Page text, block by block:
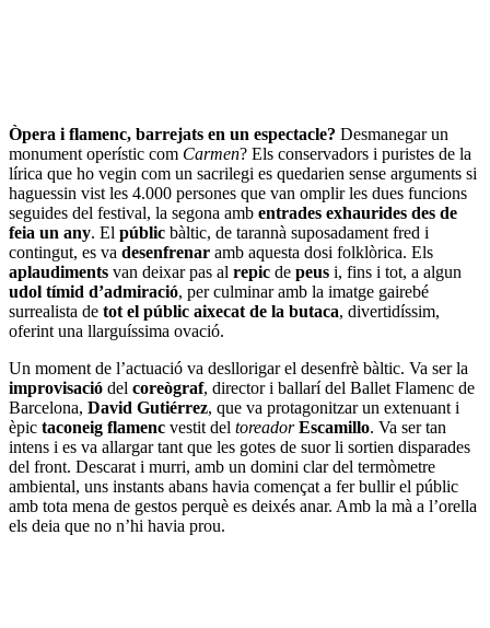
Òpera i flamenc, barrejats en un espectacle? Desmanegar un
monument operístic com Carmen? Els conservadors i puristes de la
lírica que ho vegin com un sacrilegi es quedarien sense arguments si
haguessin vist les 4.000 persones que van omplir les dues funcions
seguides del festival, la segona amb entrades exhaurides des de
feia un any. El públic bàltic, de tarannà suposadament fred i
contingut, es va desenfrenar amb aquesta dosi folklòrica. Els
aplaudiments van deixar pas al repic de peus i, fins i tot, a algun
udol tímid d’admiració, per culminar amb la imatge gairebé
surrealista de tot el públic aixecat de la butaca, divertidíssim,
oferint una llarguíssima ovació.
Un moment de l’actuació va desllorigar el desenfrè bàltic. Va ser la
improvisació del coreògraf, director i ballarí del Ballet Flamenc de
Barcelona, David Gutiérrez, que va protagonitzar un extenuant i
èpic taconeig flamenc vestit del toreadorEscamillo. Va ser tan
intens i es va allargar tant que les gotes de suor li sortien disparades
del front. Descarat i murri, amb un domini clar del termòmetre
ambiental, uns instants abans havia començat a fer bullir el públic
amb tota mena de gestos perquè es deixés anar. Amb la mà a l’orella
els deia que no n’hi havia prou.